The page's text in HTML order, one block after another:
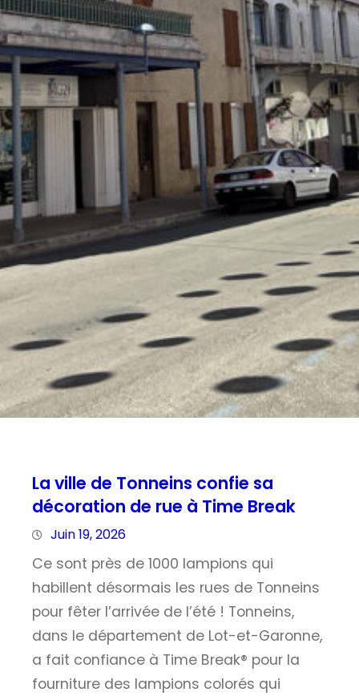
La ville de Tonneins confie sa
décoration de rue à Time Break
Juin 19, 2026
Ce sont près de 1000 lampions qui
habillent désormais les rues de Tonneins
pour fêter l’arrivée de l’été ! Tonneins,
dans le département de Lot-et-Garonne,
a fait confiance à Time Break® pour la
fourniture des lampions colorés qui